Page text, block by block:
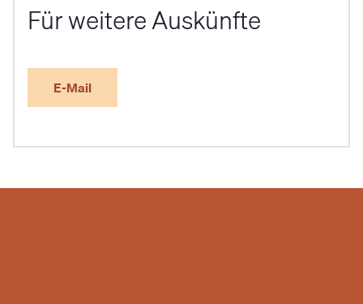
Für weitere Auskünfte
E-Mail